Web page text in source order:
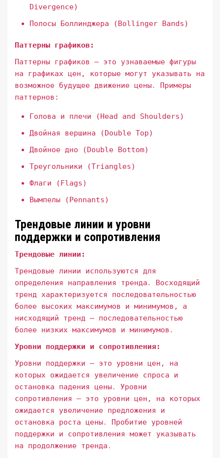
Divergence)
Полосы Боллинджера (Bollinger Bands)
Паттерны графиков:
Паттерны графиков – это узнаваемые фигуры
на графиках цен, которые могут указывать на
возможное будущее движение цены․ Примеры
паттернов:
Голова и плечи (Head and Shoulders)
Двойная вершина (Double Top)
Двойное дно (Double Bottom)
Треугольники (Triangles)
Флаги (Flags)
Вымпелы (Pennants)
Трендовые линии и уровни
поддержки и сопротивления
Трендовые линии:
Трендовые линии используются для
определения направления тренда․ Восходящий
тренд характеризуется последовательностью
более высоких максимумов и минимумов, а
нисходящий тренд – последовательностью
более низких максимумов и минимумов․
Уровни поддержки и сопротивления:
Уровни поддержки – это уровни цен, на
которых ожидается увеличение спроса и
остановка падения цены․ Уровни
сопротивления – это уровни цен, на которых
ожидается увеличение предложения и
остановка роста цены․ Пробитие уровней
поддержки и сопротивления может указывать
на продолжение тренда․